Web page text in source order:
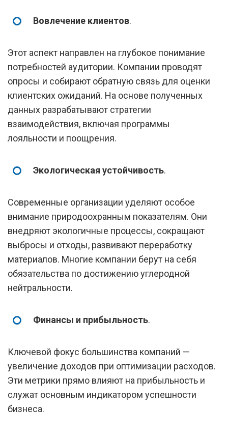
Вовлечение клиентов.
Этот аспект направлен на глубокое понимание
потребностей аудитории. Компании проводят
опросы и собирают обратную связь для оценки
клиентских ожиданий. На основе полученных
данных разрабатывают стратегии
взаимодействия, включая программы
лояльности и поощрения.
Экологическая устойчивость.
Современные организации уделяют особое
внимание природоохранным показателям. Они
внедряют экологичные процессы, сокращают
выбросы и отходы, развивают переработку
материалов. Многие компании берут на себя
обязательства по достижению углеродной
нейтральности.
Финансы и прибыльность.
Ключевой фокус большинства компаний —
увеличение доходов при оптимизации расходов.
Эти метрики прямо влияют на прибыльность и
служат основным индикатором успешности
бизнеса.